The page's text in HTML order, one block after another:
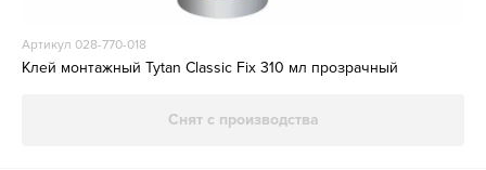
Артикул 028-770-018
Клей монтажный Tytan Classic Fix 310 мл прозрачный
Снят с производства